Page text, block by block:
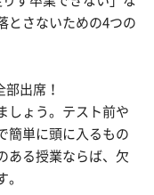
とさないための4つの
出席！
しょう。テスト前や
簡単に頭に入るもの
ある授業ならば、欠
。